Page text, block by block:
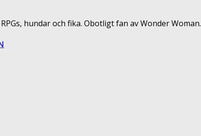
hundar och fika. Obotligt fan av Wonder Woman.